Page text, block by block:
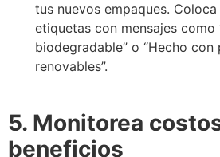
tus nuevos empaques.
etiquetas con mensajes como
biodegradable” o “Hecho
renovables”.
5. Monitorea
beneficios